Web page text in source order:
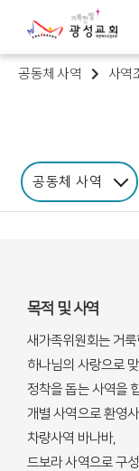
공동체 사역 사역
공동체 사역
목적 및 사역
새가족위원회는 거
하나님의 사랑으로
정착을 돕는 사역을
개별 사역으로 환영
차량사역 바나바,
드보라 사역으로 구